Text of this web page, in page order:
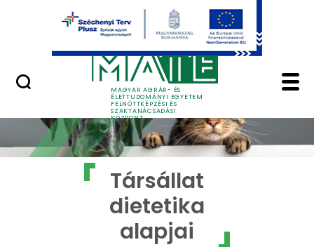
Ugrás a fő tartalomhoz
MAGYAR AGRÁR- ÉS
ÉLETTUDOMÁNYI EGYETEM
FELNŐTTKÉPZÉSI ÉS
SZAKTANÁCSADÁSI
KÖZPONT
Társállat dietetika
Társállat
dietetika
alapjai